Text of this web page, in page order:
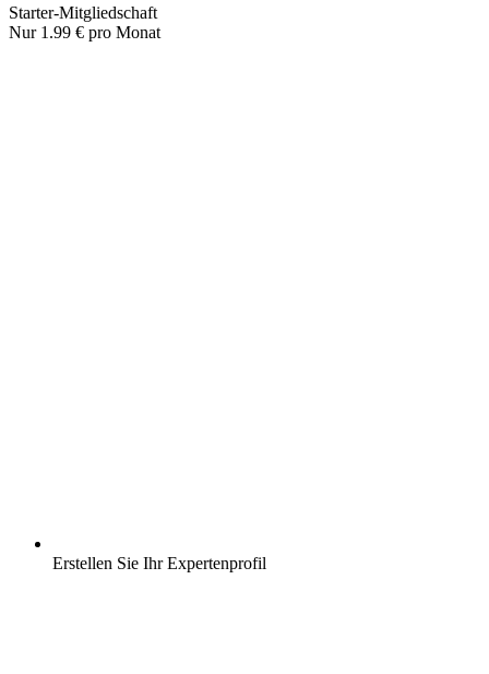
Starter-Mitgliedschaft
Nur 1.99 € pro Monat
Erstellen Sie Ihr Expertenprofil